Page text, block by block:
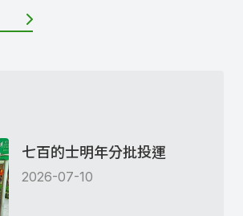
七百的士明年分批投運
2026-07-10